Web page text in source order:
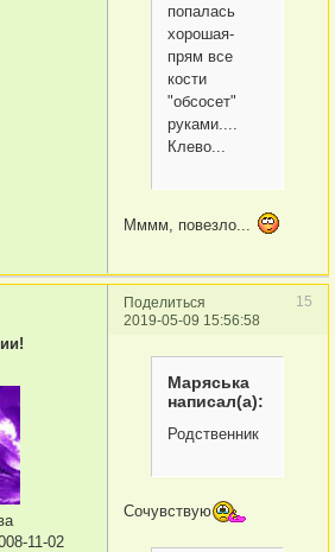
попалась
хорошая-
прям все
кости
"обсосет"
руками....
Клево...
Мммм, повезло...
Поделиться
15
2019-05-09 15:56:58
11-02
Маряська
написал(а):
Родственник
Сочувствую